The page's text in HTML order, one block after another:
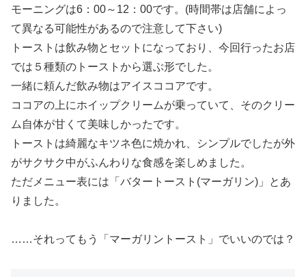
モーニングは6：00～12：00です。(時間帯は店舗によっ
て異なる可能性があるので注意して下さい)
トーストは飲み物とセットになっており、今回行ったお店
では５種類のトーストから選ぶ形でした。
一緒に頼んだ飲み物はアイスココアです。
ココアの上にホイップクリームが乗っていて、そのクリー
ム自体が甘くて美味しかったです。
トーストは綺麗なキツネ色に焼かれ、シンプルでしたが外
がサクサク中がふんわりな食感を楽しめました。
ただメニュー表には「バタートースト(マーガリン)」とあ
りました。
……それってもう「マーガリントースト」でいいのでは？